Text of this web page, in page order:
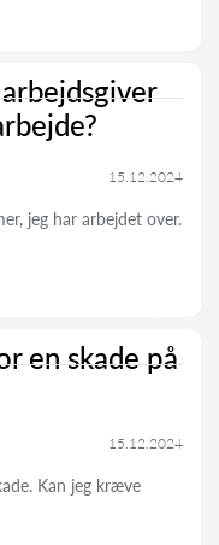
15.12.2024
jeg har arbejdet over.
en skade på
15.12.2024
Kan jeg kræve